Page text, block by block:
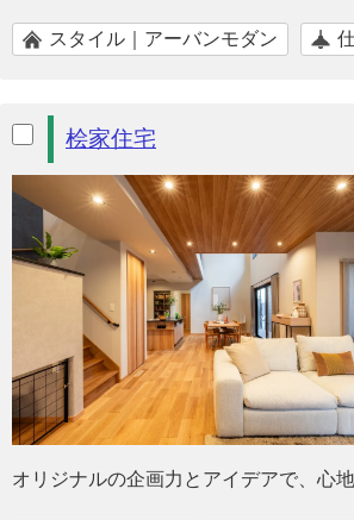
スタイル｜アーバンモダン
桧家住宅
オリジナルの企画力とアイデアで、心